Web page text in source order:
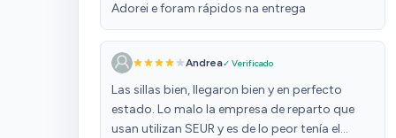
Adorei e foram rápidos na entrega
Andrea✓ Verificado
Las sillas bien, llegaron bien y en perfecto
estado. Lo malo la empresa de reparto que
usan utilizan SEUR y es de lo peor tenía el